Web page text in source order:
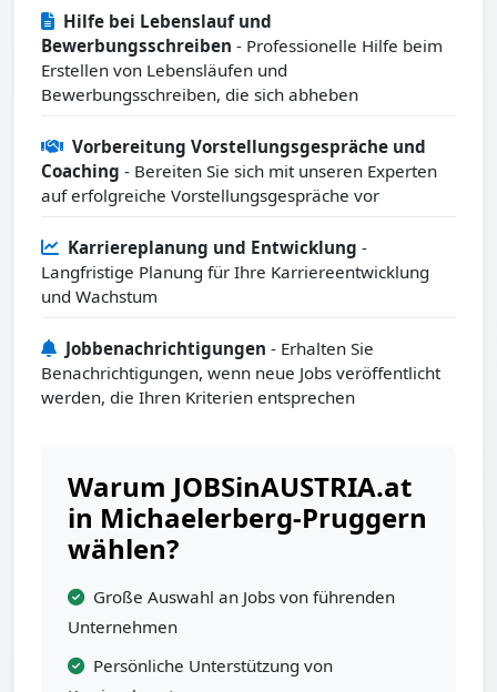
Hilfe bei Lebenslauf und
Bewerbungsschreiben - Professionelle Hilfe beim
Erstellen von Lebensläufen und
Bewerbungsschreiben, die sich abheben
Vorbereitung Vorstellungsgespräche und
Coaching - Bereiten Sie sich mit unseren Experten
auf erfolgreiche Vorstellungsgespräche vor
Karriereplanung und Entwicklung -
Langfristige Planung für Ihre Karriereentwicklung
und Wachstum
Jobbenachrichtigungen - Erhalten Sie
Benachrichtigungen, wenn neue Jobs veröffentlicht
werden, die Ihren Kriterien entsprechen
Warum JOBSinAUSTRIA.at
in Michaelerberg-Pruggern
wählen?
Große Auswahl an Jobs von führenden
Unternehmen
Persönliche Unterstützung von